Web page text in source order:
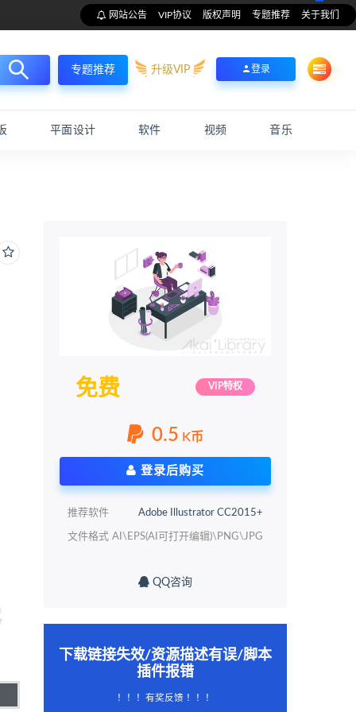
网站公告 VIP协议 版权声明 专题推荐 关于我们
专题推荐 升级VIP 登录
平面设计 软件 视频 音乐
免费 VIP特权
0.5 K币
登录后购买
推荐软件 Adobe Illustrator CC2015+
文件格式 AI\EPS(AI可打开编辑)\PNG\JPG
QQ咨询
下载链接失效/资源描述有误/脚本
插件报错
！！！有奖反馈 ！！！